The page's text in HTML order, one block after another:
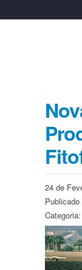
24 de
Publicado
Categoria: